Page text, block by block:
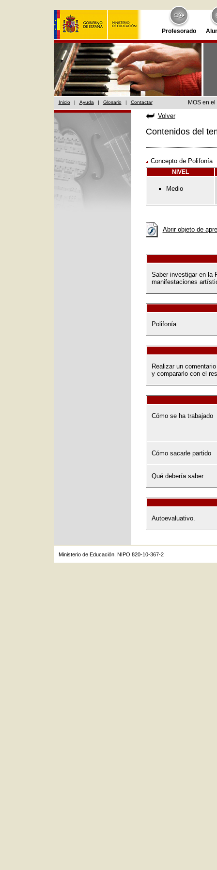
Profesorado
Inicio | Ayuda | Glosario | Contactar MOS en
Volver
Contenidos del
Concepto de Polifonía
NIVEL
Medio
Abrir objeto de
Saber investigar en la
manifestaciones
Polifonía
Realizar un
y compararlo con el
Cómo se ha trabajado
Cómo sacarle partido
Qué debería saber
Autoevaluativo.
Ministerio de Educación. NIPO 820-10-367-2